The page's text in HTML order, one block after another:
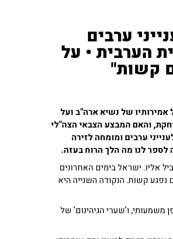
ערבים
הערבית • על
קשות"
אמירותיו של נשיא ארה"ב ועל
והאם המבצע הצבאי הצה"לי
ערבים ומומחה לזירה
אליו. ישראל בימים האחרונים
נפגע קשות. הנקודה השנייה היא
משמעותי, ו'שערי הגיהינום' של